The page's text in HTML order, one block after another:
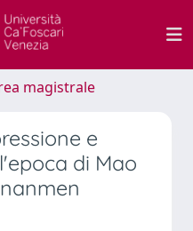
magistrale
e
di Mao